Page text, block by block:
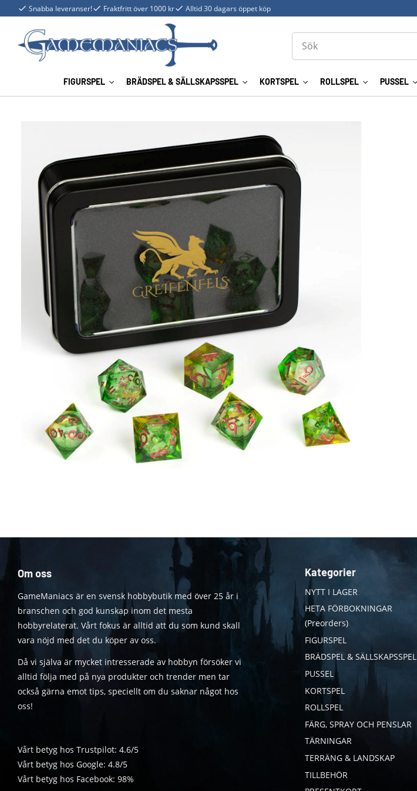
Snabba leveranser! Fraktfritt över 1000 kr Alltid 30 dagars öppet köp
FIGURSPEL BRÄDSPEL & SÄLLSKAPSSPEL KORTSPEL ROLLSPEL PUSSEL
Om oss
GameManiacs är en svensk hobbybutik med över 25 år i
branschen och god kunskap inom det mesta
hobbyrelaterat. Vårt fokus är alltid att du som kund skall
vara nöjd med det du köper av oss.
Då vi själva är mycket intresserade av hobbyn försöker vi
alltid följa med på nya produkter och trender men tar
också gärna emot tips, speciellt om du saknar något hos
oss!
Vårt betyg hos Trustpilot: 4.6/5
Vårt betyg hos Google: 4.8/5
Vårt betyg hos Facebook: 98%
Kategorier
NYTT I LAGER
HETA FÖRBOKNINGAR
(Preorders)
FIGURSPEL
BRÄDSPEL & SÄLLSKAPSSPEL
PUSSEL
KORTSPEL
ROLLSPEL
FÄRG, SPRAY OCH PENSLAR
TÄRNINGAR
TERRÄNG & LANDSKAP
TILLBEHÖR